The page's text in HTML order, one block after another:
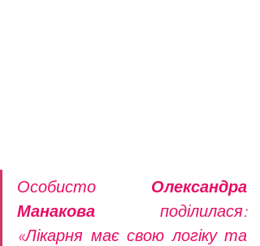
Особисто Олександра
Манакова
  поділилася:
«Лікарня має свою логіку та